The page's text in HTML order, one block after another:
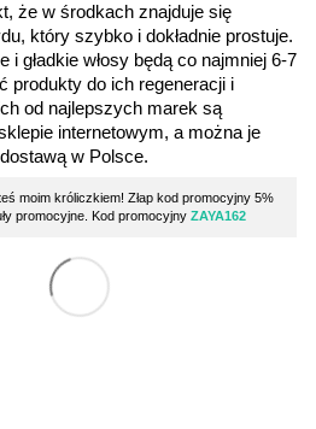
że w środkach znajduje się
który szybko i dokładnie prostuje.
i gładkie włosy będą co najmniej 6-7
produkty do ich regeneracji i
od najlepszych marek są
internetowym, a można je
w Polsce.
moim króliczkiem! Złap kod promocyjny 5%
promocyjne. Kod promocyjny ZAYA162